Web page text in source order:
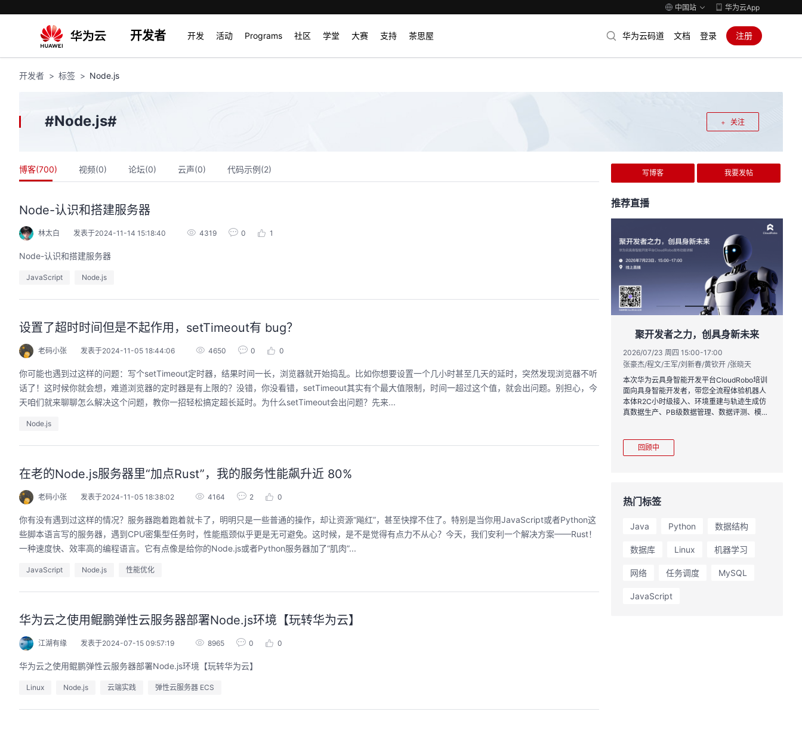
中国站 华为云App
开发者 开发 活动 Programs 社区 学堂 大赛 支持 茶思屋 华为云码道 文档 登录 注册
开发者 标签 Node.js
关注
#Node.js#
博客(700) 视频(0) 论坛(0) 云声(0) 代码示例(2)
Node-认识和搭建服务器
林太白 发表于2024-11-14 15:18:40 4319 0 1
Node-认识和搭建服务器
JavaScript Node.js
设置了超时时间但是不起作用，setTimeout有 bug？
老码小张 发表于2024-11-05 18:44:06 4650 0 0
你可能也遇到过这样的问题：写个setTimeout定时器，结果时间一长，浏览器就开始捣乱。比如你想要设置一个几小时甚至几天的延时，突然发现浏览器不听
话了！这时候你就会想，难道浏览器的定时器是有上限的？没错，你没看错，setTimeout其实有个最大值限制，时间一超过这个值，就会出问题。别担心，今
天咱们就来聊聊怎么解决这个问题，教你一招轻松搞定超长延时。为什么setTimeout会出问题？先来...
Node.js
在老的Node.js服务器里“加点Rust”，我的服务性能飙升近 80%
老码小张 发表于2024-11-05 18:38:02 4164 2 0
你有没有遇到过这样的情况？服务器跑着跑着就卡了，明明只是一些普通的操作，却让资源“飚红”，甚至快撑不住了。特别是当你用JavaScript或者Python这
些脚本语言写的服务器，遇到CPU密集型任务时，性能瓶颈似乎更是无可避免。这时候，是不是觉得有点力不从心？今天，我们安利一个解决方案——Rust！
一种速度快、效率高的编程语言。它有点像是给你的Node.js或者Python服务器加了“肌肉”...
JavaScript Node.js 性能优化
华为云之使用鲲鹏弹性云服务器部署Node.js环境【玩转华为云】
江湖有缘 发表于2024-07-15 09:57:19 8965 0 0
华为云之使用鲲鹏弹性云服务器部署Node.js环境【玩转华为云】
Linux Node.js 云端实践 弹性云服务器 ECS
写博客 我要发帖
推荐直播
用码道，让你的AI作品三步上朋友
林华鼎-华为云AI开发者运营负责人
从入门 · 到做AI应用 · 到企业级开发。不教编
程，只教用AI · 零代码、有产出、能带走、可炫
回顾中
王一男-华为云码道产品规划专家；李炎-华为云码道产品专家；姜浩-华为云HCDG核心组成员
直播深度解读华为云码道6月产品新特性，从S
回顾中
聚开发者之力，创具身新未来
2026/07/23 周四 15:00-17:00
张豪杰/程文/王军/刘新春/黄钦开 /张晓天
本次华为云具身智能开发平台CloudRobo培训
面向具身智能开发者，带您全流程体验机器人
本体R2C小时级接入、环境重建与轨迹生成仿
真数据生产、PB级数据管理、数据评测、模型
回顾中
热门标签
Java Python 数据结构
数据库 Linux 机器学习
网络 任务调度 MySQL
JavaScript